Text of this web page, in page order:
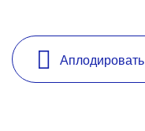
Аплодировать